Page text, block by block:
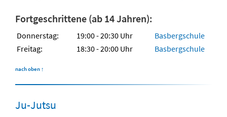
Fortgeschrittene (ab 14 Jahren):
Donnerstag: 19:00 - 20:30 Uhr
Basbergschule
Freitag:
18:30 - 20:00 Uhr Basbergschule
nach oben ↑
Ju-Jutsu